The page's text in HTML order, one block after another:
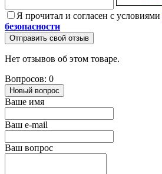
Я прочитал и согласен с условиями
безопасности
Отправить свой отзыв
Нет отзывов об этом товаре.
Вопросов: 0
Новый вопрос
Ваше имя
Ваш e-mail
Ваш вопрос